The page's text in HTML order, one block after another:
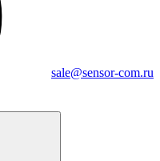
sale@sensor-com.ru